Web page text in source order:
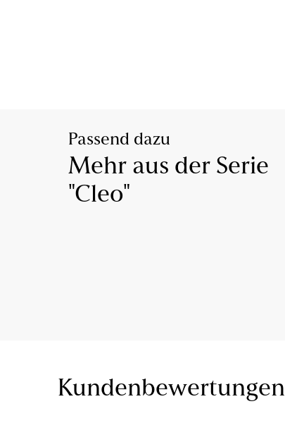
Passend dazu
Mehr aus der Serie
"Cleo"
Kundenbewertungen